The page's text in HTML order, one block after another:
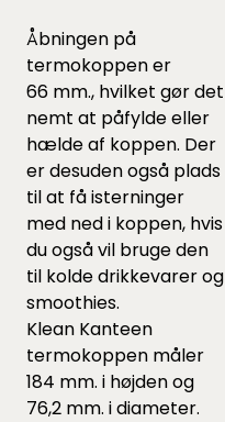
Åbningen på
termokoppen er
66 mm., hvilket gør det
nemt at påfylde eller
hælde af koppen. Der
er desuden også plads
til at få isterninger
med ned i koppen, hvis
du også vil bruge den
til kolde drikkevarer og
smoothies.
Klean Kanteen
termokoppen måler
184 mm. i højden og
76,2 mm. i diameter.